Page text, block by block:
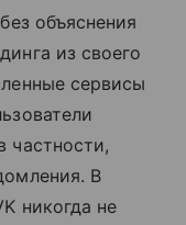
объяснения
из своего
сервисы
частности,
В
никогда не